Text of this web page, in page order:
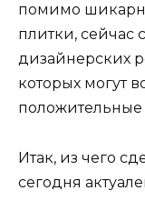
помимо
плитки, сейчас
дизайнерских
которых могут
положительные
Итак, из чего
сегодня